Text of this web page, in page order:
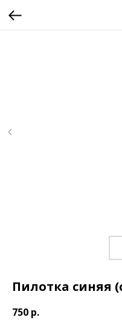
Пилотка синяя
750 р.